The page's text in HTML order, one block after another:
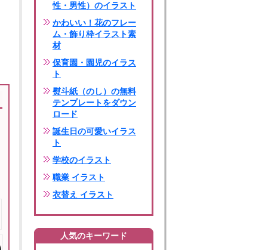
性・男性）のイラスト
かわいい！花のフレー
ム・飾り枠イラスト素
材
保育園・園児のイラス
ト
熨斗紙（のし）の無料
テンプレートをダウン
ロード
誕生日の可愛いイラス
ト
学校のイラスト
職業 イラスト
衣替え イラスト
人気のキーワード